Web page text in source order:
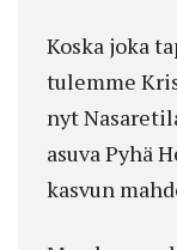
Koska joka
tulemme
nyt
asuva Pyhä
kasvun